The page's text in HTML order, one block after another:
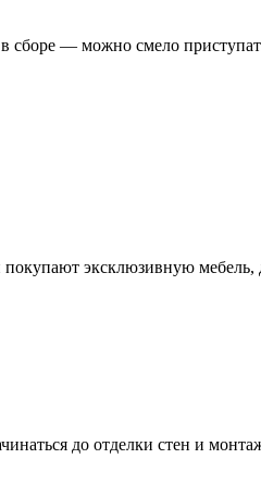
сборе — можно смело
эксклюзивную мебель,
до отделки стен и